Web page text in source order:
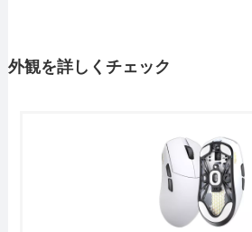
外観を詳しくチェック